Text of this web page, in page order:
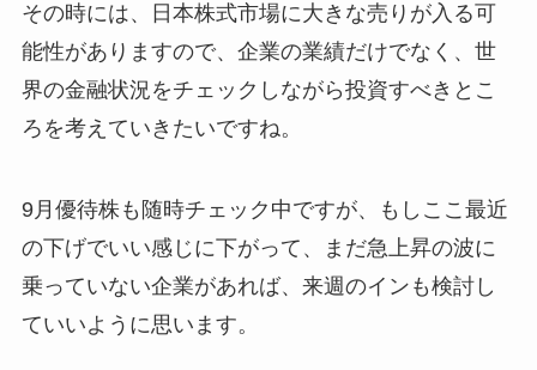
その時には、日本株式市場に大きな売りが入る可
能性がありますので、企業の業績だけでなく、世
界の金融状況をチェックしながら投資すべきとこ
ろを考えていきたいですね。
9月優待株も随時チェック中ですが、もしここ最近
の下げでいい感じに下がって、まだ急上昇の波に
乗っていない企業があれば、来週のインも検討し
ていいように思います。